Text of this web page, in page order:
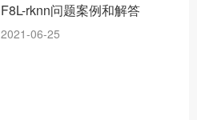
F8L-rknn问题案例和解答
2021-06-25